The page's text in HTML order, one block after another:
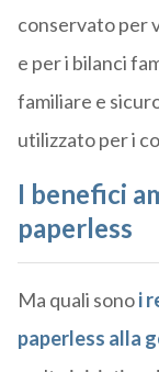
conservato per
e per i bilanci
familiare e
utilizzato per i
I benefici
paperless
Ma quali sonoi
paperless alla